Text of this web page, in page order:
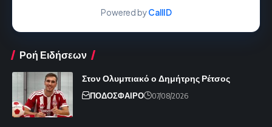
Powered byCallID
Ροή Ειδήσεων
Στον Ολυμπιακό ο Δημήτρης Ρέτσος
ΠΟΔΟΣΦΑΙΡΟ 07/08/2026